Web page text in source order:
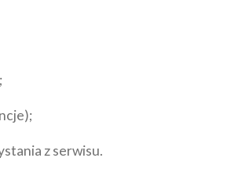
z serwisu.